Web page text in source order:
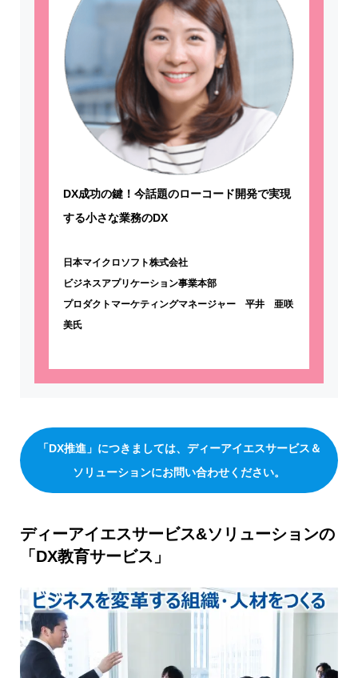
DX成功の鍵！今話題のローコード開発で実現
する小さな業務のDX
日本マイクロソフト株式会社
ビジネスアプリケーション事業本部
プロダクトマーケティングマネージャー 平井 亜咲
美氏
「DX推進」につきましては、ディーアイエスサービス＆
ソリューションにお問い合わせください。
ディーアイエスサービス&ソリューションの
「DX教育サービス」